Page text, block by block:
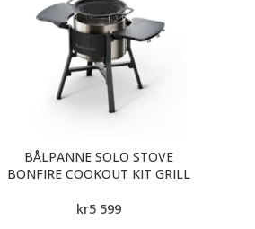
BÅLPANNE SOLO STOVE
BONFIRE COOKOUT KIT GRILL
kr5 599